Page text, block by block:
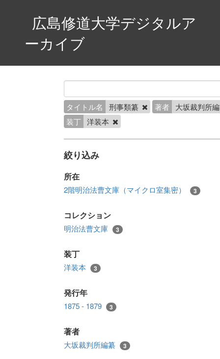
広島修道大学デジタルア
ーカイブ
タイトル名 刑事類纂 著者
大坂裁判所
装丁 洋装本
絞り込み
所在
2階明治法曹文庫（マイクロ室集密） 3
コレクション
明治法曹文庫 3
装丁
洋装本 3
発行年
1875 - 1879 3
著者
大坂裁判所編纂 3